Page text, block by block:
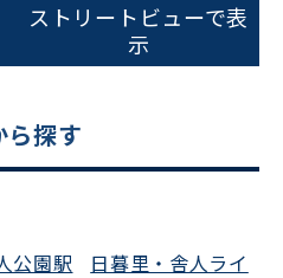
案内できます
620-213
でお問い合わせ
ストリートビューで表
示
探す
公園駅
日暮里・舎人ライ